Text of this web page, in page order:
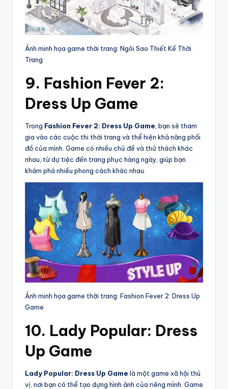
Ảnh minh họa game thời trang: Ngôi Sao Thiết Kế Thời
Trang
9. Fashion Fever 2:
Dress Up Game
Trong Fashion Fever 2: Dress Up Game , bạn sẽ tham
gia vào các cuộc thi thời trang và thể hiện khả năng phối
đồ của mình. Game có nhiều chủ đề và thử thách khác
nhau, từ dự tiệc đến trang phục hàng ngày, giúp bạn
khám phá nhiều phong cách khác nhau.
Ảnh minh họa game thời trang: Fashion Fever 2: Dress Up
Game
10. Lady Popular: Dress
Up Game
Lady Popular: Dress Up Game là một game xã hội thú
vị, nơi bạn có thể tạo dựng hình ảnh của riêng mình. Game